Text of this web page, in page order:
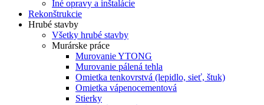
Iné opravy a inštalácie
Rekonštrukcie
Hrubé stavby
Všetky hrubé stavby
Murárske práce
Murovanie YTONG
Murovanie pálená tehla
Omietka tenkovrstvá (lepidlo, sieť, štuk)
Omietka vápenocementová
Stierky